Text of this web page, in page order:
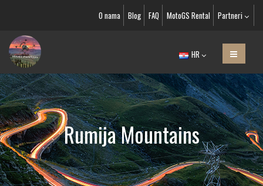
O nama Blog FAQ MotoGS Rental Partneri
HR
Rumija Mountains